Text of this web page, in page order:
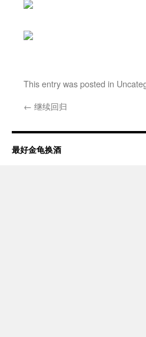
This entry was posted in
← 继续回归
最好金龟换酒